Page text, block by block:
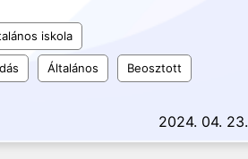
iskola
Általános Beosztott
2024. 04. 23.